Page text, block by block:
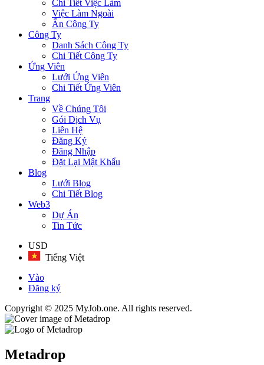
Chi Tiết Việc Làm
Việc Làm Ngoài
Ẩn Công Ty
Công Ty
Danh Sách Công Ty
Chi Tiết Công Ty
Ứng Viên
Lưới Ứng Viên
Chi Tiết Ứng Viên
Trang
Về Chúng Tôi
Gói Dịch Vụ
Liên Hệ
Đăng Ký
Đăng Nhập
Đặt Lại Mật Khẩu
Blog
Lưới Blog
Chi Tiết Blog
Web3
Dự Án
Tin Tức
USD
Tiếng Việt
Vào
Đăng ký
Copyright © 2025 MyJob.one. All rights reserved.
Metadrop